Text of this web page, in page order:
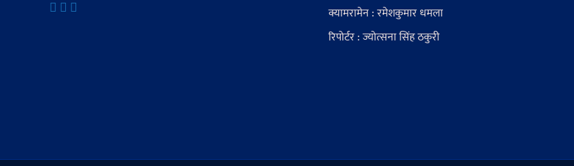
क्यामरामेन : रमेशकुमार धमला
रिपोर्टर : ज्योत्सना सिंह ठकुरी